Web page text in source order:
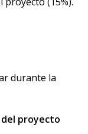
durante la
proyecto